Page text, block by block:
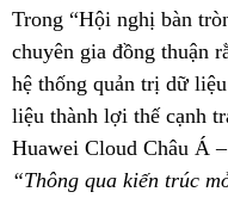
Trong “Hội nghị bàn
chuyên gia đồng thuận
hệ thống quản trị dữ
liệu thành lợi thế cạnh
Huawei Cloud Châu Á
“Thông qua kiến trúc